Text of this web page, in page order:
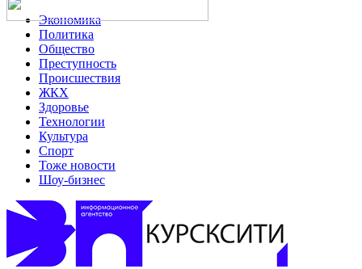
Экономика
Политика
Общество
Преступность
Происшествия
ЖКХ
Здоровье
Технологии
Культура
Спорт
Тоже новости
Шоу-бизнес